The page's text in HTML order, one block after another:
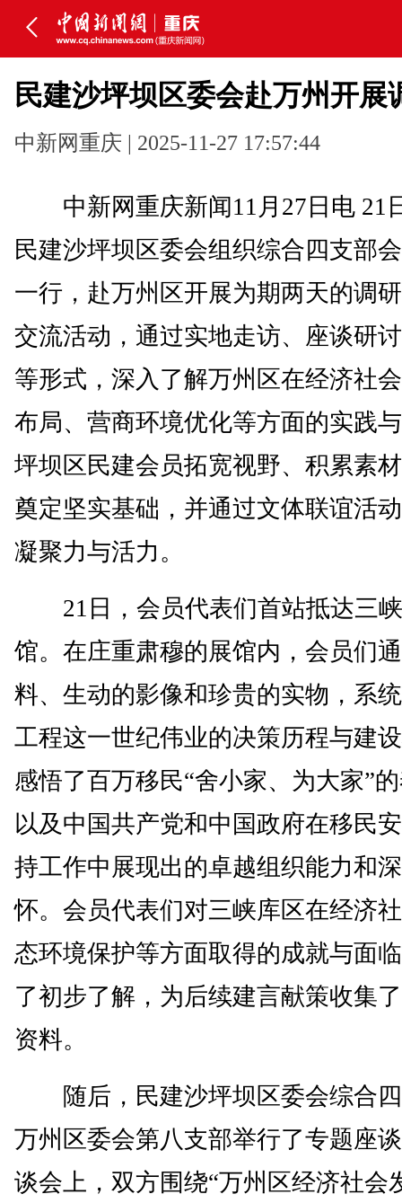
民建沙坪坝区委会赴万州开展
中新网重庆 | 2025-11-27 17:57:44
中新网重庆新闻11月27日电 21
民建沙坪坝区委会组织综合四支部
一行，赴万州区开展为期两天的调
交流活动，通过实地走访、座谈研
等形式，深入了解万州区在经济社
布局、营商环境优化等方面的实践
坪坝区民建会员拓宽视野、积累素
奠定坚实基础，并通过文体联谊活
凝聚力与活力。
21日，会员代表们首站抵达三
馆。在庄重肃穆的展馆内，会员们
料、生动的影像和珍贵的实物，系
工程这一世纪伟业的决策历程与建
感悟了百万移民“舍小家、为大家”
以及中国共产党和中国政府在移民
持工作中展现出的卓越组织能力和
怀。会员代表们对三峡库区在经济
态环境保护等方面取得的成就与面
了初步了解，为后续建言献策收集
资料。
随后，民建沙坪坝区委会综合四
万州区委会第八支部举行了专题座
谈会上，双方围绕“万州区经济社会